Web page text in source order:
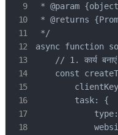
* @param
* @returns
*/
async function
    // 1. कार्य बनाएं
const
        task: {
type: